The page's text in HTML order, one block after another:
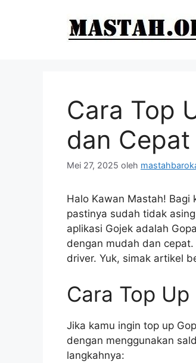
Cara Top
dan Cepat
Mei 27, 2025 oleh
Halo Kawan Mastah! Bagi
pastinya sudah tidak
aplikasi Gojek adalah
dengan mudah dan
driver. Yuk, simak artikel
Cara Top
Jika kamu ingin top up
dengan menggunakan
langkahnya: